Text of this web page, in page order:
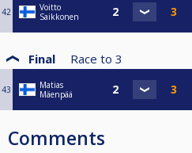
42
Voitto
Saikkonen
Final Race to 3
43
Matias
Mäenpää
Comments